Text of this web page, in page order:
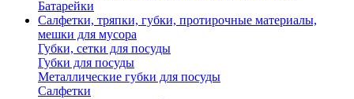
Батарейки
Салфетки, тряпки, губки, протирочные материалы,
мешки для мусора
Губки, сетки для посуды
Губки для посуды
Металлические губки для посуды
Салфетки